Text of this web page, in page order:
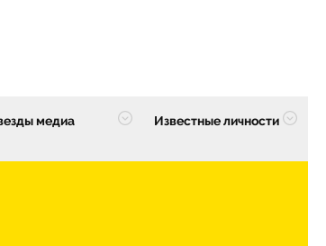
медиа Известные личности